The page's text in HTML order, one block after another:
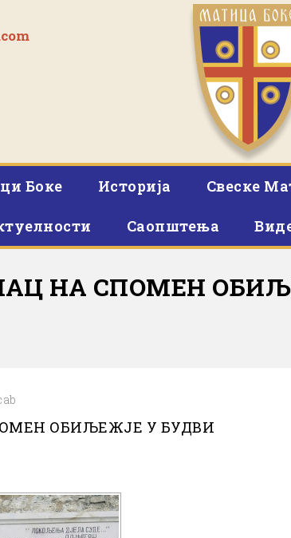
Боке Историја Свеске
Саопштења
НА СПОМЕН
ОБИЉЕЖЈЕ У БУДВИ